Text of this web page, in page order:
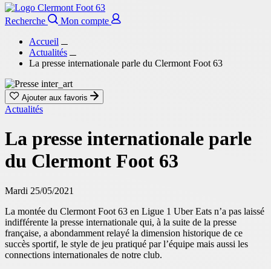
Recherche
Mon compte
Accueil
Actualités
La presse internationale parle du Clermont Foot 63
Ajouter aux favoris
Actualités
La presse internationale parle
du Clermont Foot 63
Mardi 25/05/2021
La montée du Clermont Foot 63 en Ligue 1 Uber Eats n’a pas laissé
indifférente la presse internationale qui, à la suite de la presse
française, a abondamment relayé la dimension historique de ce
succès sportif, le style de jeu pratiqué par l’équipe mais aussi les
connections internationales de notre club.